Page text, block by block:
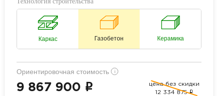
Каркас Газобетон Керамика
Ориентировочная стоимость i
9 867 900 i
цена без скидки
12 334 875 i